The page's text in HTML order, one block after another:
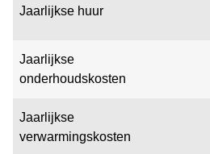
Jaarlijkse huur
Jaarlijkse
onderhoudskosten
Jaarlijkse
verwarmingskosten